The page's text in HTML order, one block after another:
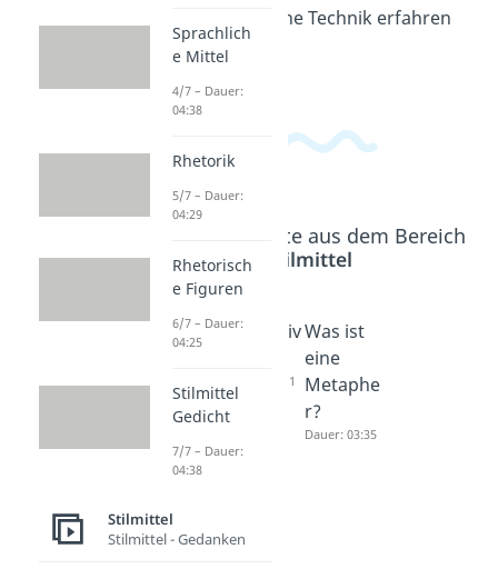
diese künstlerische Technik erfahren
möchten!
Beliebte Inhalte aus dem Bereich
Stilmittel
Allusion
Leitmotiv
Dauer: 04:11
Was ist
eine
Metaphe
r?
Dauer: 03:35
Sprachlich
e Mittel
4/7 – Dauer:
04:38
Rhetorik
5/7 – Dauer:
04:29
Rhetorisch
e Figuren
6/7 – Dauer:
04:25
Stilmittel
Gedicht
7/7 – Dauer:
04:38
Stilmittel
Stilmittel - Gedanken